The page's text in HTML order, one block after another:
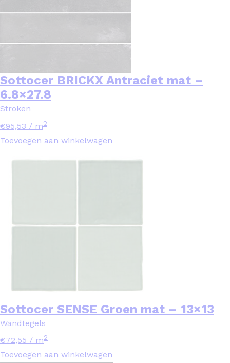
Sottocer BRICKX Antraciet mat –
6.8×27.8
Stroken
€95,53 / m2
Toevoegen aan winkelwagen
Sottocer SENSE Groen mat – 13×13
Wandtegels
€72,55 / m2
Toevoegen aan winkelwagen